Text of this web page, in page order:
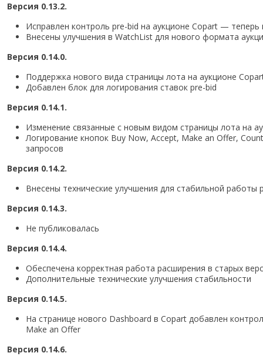
Версия 0.13.2.
Исправлен контроль pre-bid на аукционе Copart —
Внесены улучшения в WatchList для нового формата
Версия 0.14.0.
Поддержка нового вида страницы лота на аукционе
Добавлен блок для логирования ставок pre-bid
Версия 0.14.1.
Изменение связанные с новым видом страницы лота на
Логирование кнопок Buy Now, Accept, Make an Offer,
запросов
Версия 0.14.2.
Внесены технические улучшения для стабильной работы
Версия 0.14.3.
Не публиковалась
Версия 0.14.4.
Обеспечена корректная работа расширения в старых
Дополнительные технические улучшения стабильности
Версия 0.14.5.
На странице нового Dashboard в Copart добавлен
Make an Offer
Версия 0.14.6.